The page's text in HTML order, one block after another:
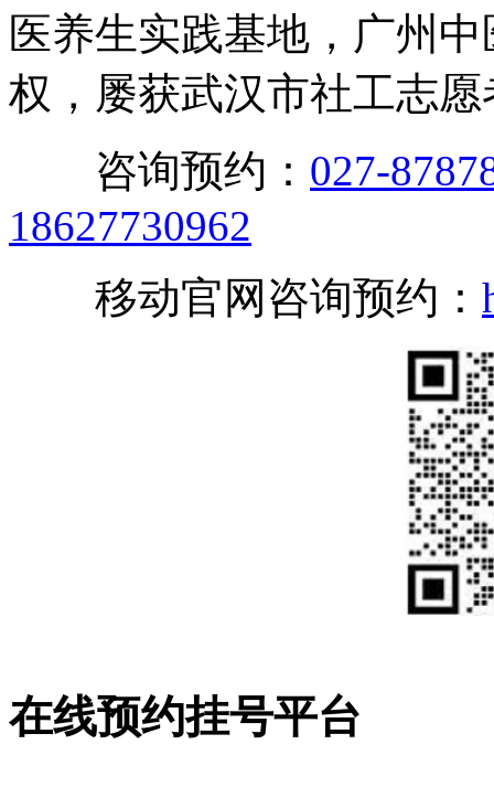
医养生实践基地，广州
权，屡获武汉市社工志
咨询预约： 027-
18627730962
移动官网咨询预约：
在线预约挂号平台